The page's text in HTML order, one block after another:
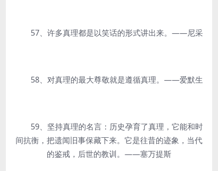
57、许多真理都是以笑话的形式讲出来。——尼采
58、对真理的最大尊敬就是遵循真理。——爱默生
59、坚持真理的名言：历史孕育了真理，它能和时
间抗衡，把遗闻旧事保藏下来。它是往昔的迹象，当代
的鉴戒，后世的教训。——塞万提斯